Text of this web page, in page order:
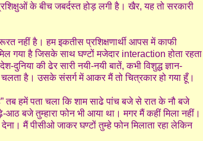
के बीच जबर्दस्त होड़ लगी है। खैर, यह तो सरकारी
नहीं है। हम इकतीस प्रशिक्षणार्थी आपस में काफी
गया है जिसके साथ घण्टों मजेदार interaction होता रहता
की ढेर सारी नयी-नयी बातें, कभी विशुद्ध ज्ञान-
चलता है। उसके संसर्ग में आकर मैं तो चित्रकार हो गया हूँ।
तब हमें पता चला कि शाम साढे पांच बजे से रात के नौ बजे
बजे तुम्हारा फोन भी आया था। मगर मैं कहीं मिला नहीं।
मैं पीसीओ जाकर घण्टों तुम्हे फोन मिलाता रहा लेकिन